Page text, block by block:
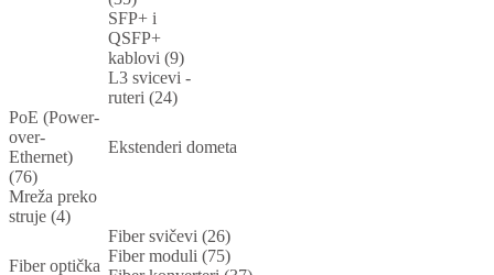
SFP+ i
QSFP+
kablovi (9)
L3 svicevi -
ruteri (24)
PoE (Power-
over-
Ethernet)
(76)
Ekstenderi dometa
Mreža preko
struje (4)
Fiber optička
Fiber svičevi (26)
Fiber moduli (75)